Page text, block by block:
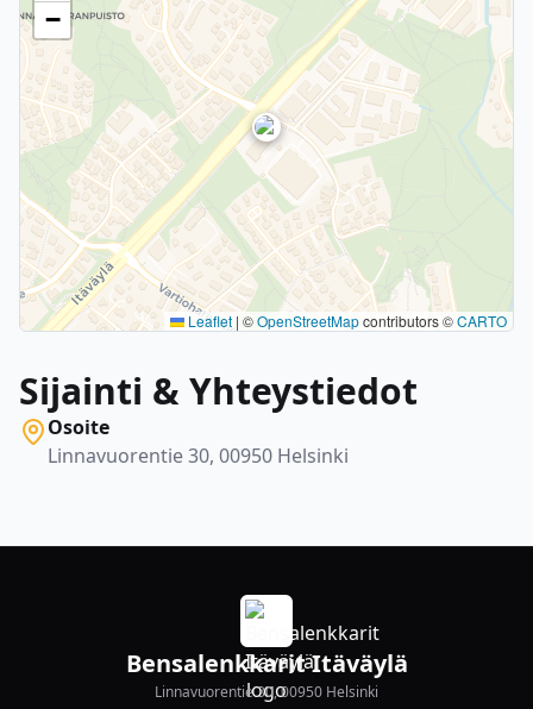
−
Leaflet | ©OpenStreetMapcontributors ©CARTO
Sijainti & Yhteystiedot
Osoite
Linnavuorentie 30, 00950 Helsinki
Bensalenkkarit Itäväylä
Linnavuorentie 30, 00950 Helsinki